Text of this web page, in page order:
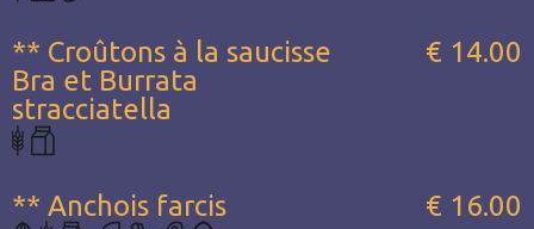
** Croûtons à la saucisse
Bra et Burrata
stracciatella
€ 14.00
** Anchois farcis € 16.00